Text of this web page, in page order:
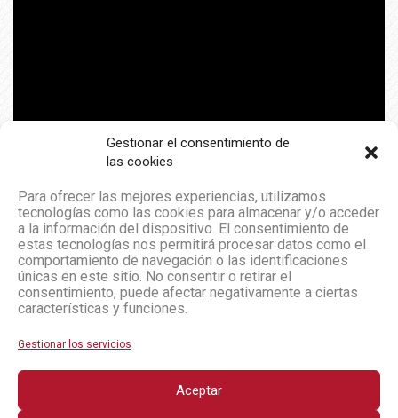
Gestionar el consentimiento de
las cookies
Para ofrecer las mejores experiencias, utilizamos
tecnologías como las cookies para almacenar y/o acceder
a la información del dispositivo. El consentimiento de
estas tecnologías nos permitirá procesar datos como el
comportamiento de navegación o las identificaciones
únicas en este sitio. No consentir o retirar el
consentimiento, puede afectar negativamente a ciertas
características y funciones.
Gestionar los servicios
Aceptar